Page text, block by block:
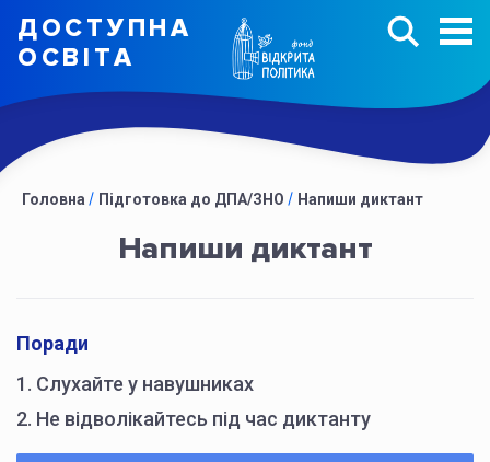
ДОСТУПНА
ОСВIТА
Головна Підготовка до ДПА/ЗНО Напиши диктант
Напиши диктант
Поради
1. Слухайте у навушниках
2. Не відволікайтесь під час диктанту